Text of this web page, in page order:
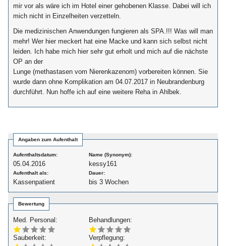
mir vor als wäre ich im Hotel einer gehobenen Klasse. Dabei will ich
mich nicht in Einzelheiten verzetteln.
Die medizinischen Anwendungen fungieren als SPA.!!! Was will man
mehr! Wer hier meckert hat eine Macke und kann sich selbst nicht
leiden. Ich habe mich hier sehr gut erholt und mich auf die nächste
OP an der
Lunge (methastasen vom Nierenkazenom) vorbereiten können. Sie
wurde dann ohne Komplikation am 04.07.2017 in Neubrandenburg
durchführt. Nun hoffe ich auf eine weitere Reha in Ahlbek.
Angaben zum Aufenthalt
Aufenthaltsdatum:
05.04.2016
Name (Synonym):
kessy161
Aufenthalt als:
Kassenpatient
Dauer:
bis 3 Wochen
Bewertung
Med. Personal: Behandlungen:
Sauberkeit: Verpflegung: